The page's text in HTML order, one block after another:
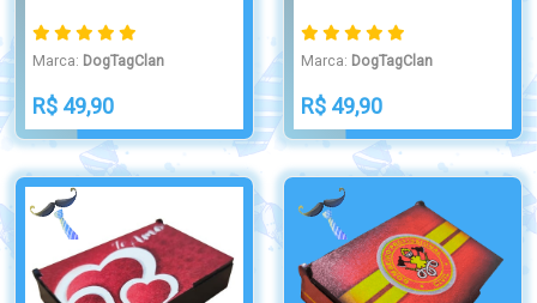
Marca: DogTagClan
R$ 49,90
Marca: DogTagClan
R$ 49,90